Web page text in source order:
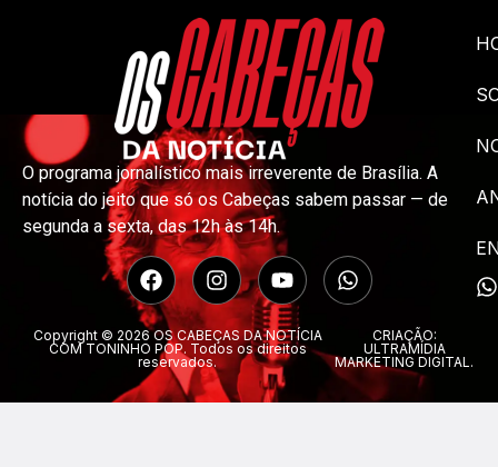
O programa jornalístico mais irreverente de Brasília. A
notícia do jeito que só os Cabeças sabem passar — de
segunda a sexta, das 12h às 14h.
Copyright © 2026 OS CABEÇAS DA NOTÍCIA
COM TONINHO POP. Todos os direitos
reservados.
CRIAÇÃO:
ULTRAMÍDIA
MARKETING DIGITAL.